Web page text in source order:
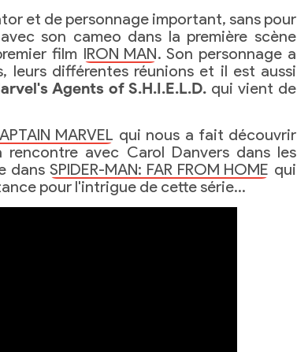
et de personnage important, sans pour
son cameo dans la première scène
film IRON MAN. Son personnage a
leurs différentes réunions et il est aussi
Agents of S.H.I.E.L.D. qui vient de
MARVEL qui nous a fait découvrir
avec Carol Danvers dans les
dans SPIDER-MAN: FAR FROM HOME qui
pour l'intrigue de cette série…